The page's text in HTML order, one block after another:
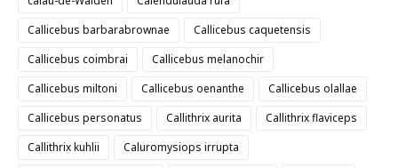
Callicebus barbarabrownae
Callicebus caquetensis
Callicebus coimbrai
Callicebus melanochir
Callicebus miltoni
Callicebus oenanthe
Callicebus olallae
Callicebus personatus
Callithrix aurita
Callithrix flaviceps
Callithrix kuhlii
Caluromysiops irrupta